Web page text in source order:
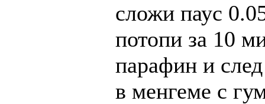
сложи паус
потопи за 10
парафин и
в менгеме с